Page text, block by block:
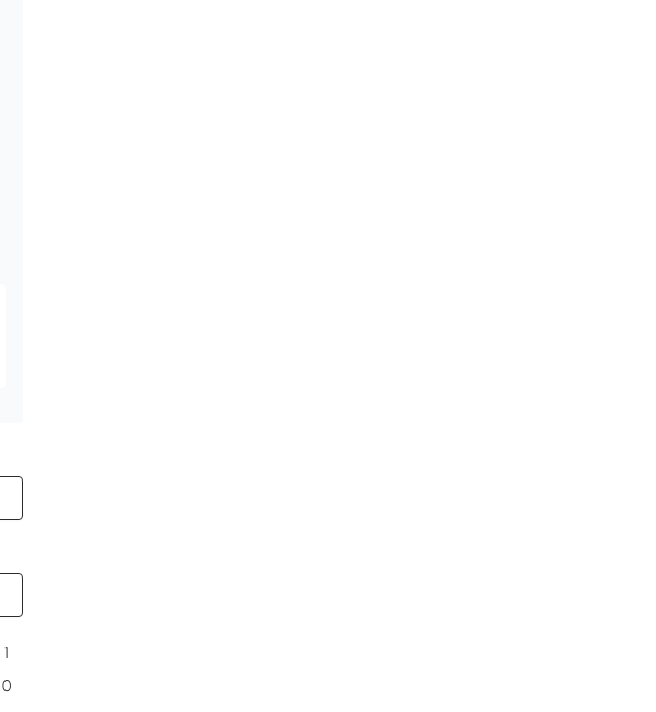
0
1